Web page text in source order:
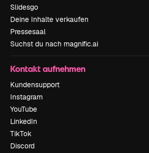
Slidesgo
Deine Inhalte verkaufen
Pressesaal
Suchst du nach magnific.ai
Kontakt aufnehmen
Kundensupport
Instagram
YouTube
LinkedIn
TikTok
Discord